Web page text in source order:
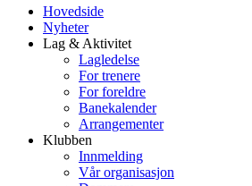
Hovedside
Nyheter
Lag & Aktivitet
Lagledelse
For trenere
For foreldre
Banekalender
Arrangementer
Klubben
Innmelding
Vår organisasjon